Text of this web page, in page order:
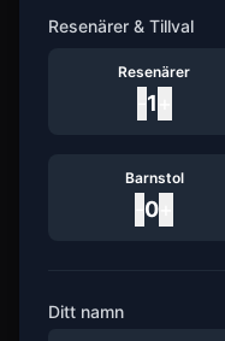
Resenärer & Tillval
Resenärer
1
Barnstol
0
Ditt namn